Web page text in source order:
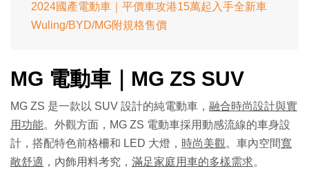
2024國產電動車｜平價車攻港15萬起入手全新車
Wuling/BYD/MG附規格售價
MG 電動車｜MG ZS SUV
MG ZS 是一款以 SUV 設計的純電動車， 融合時尚設計與實
用功能。外觀方面，MG ZS 電動車採用動感流線的車身設
計，搭配特色前格柵和 LED 大燈， 時尚美觀 。車內空間寬
敞舒適 ，內飾用料考究， 滿足家庭用車的多樣需求。